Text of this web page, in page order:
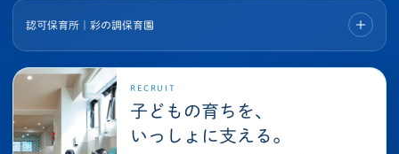
認可保育所｜彩の調保育園
RECRUIT
子どもの育ちを、
いっしょに支える。